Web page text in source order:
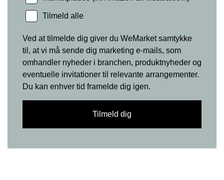
Tilmeld alle
Ved at tilmelde dig giver du WeMarket samtykke
til, at vi må sende dig marketing e-mails, som
omhandler nyheder i branchen, produktnyheder og
eventuelle invitationer til relevante arrangementer.
Du kan enhver tid framelde dig igen.